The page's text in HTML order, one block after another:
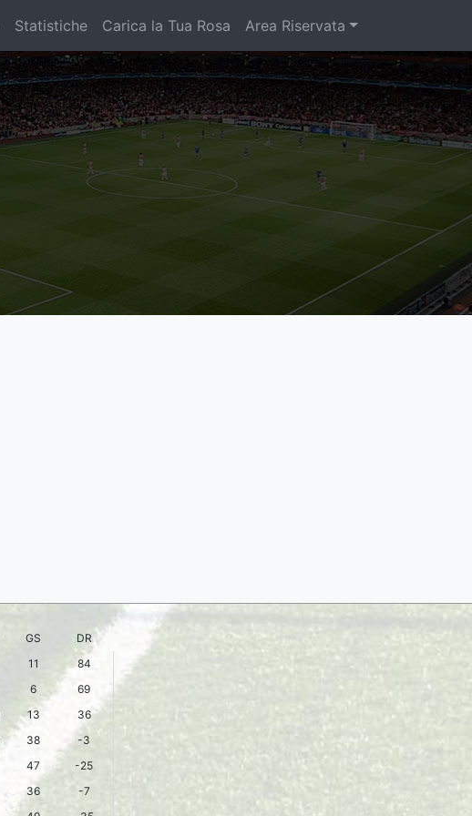
Statistiche Carica la Tua Rosa Area Riservata
GS
DR
11
84
6
69
13
36
38
-3
47
-25
36
-7